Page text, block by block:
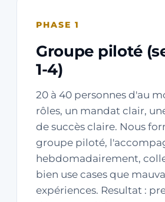
PHASE 1
Groupe piloté
1-4)
20 à 40 personnes d'au
rôles, un mandat clair,
de succès claire. Nous
groupe piloté,
hebdomadairement,
bien use cases que
expériences. Resultat :